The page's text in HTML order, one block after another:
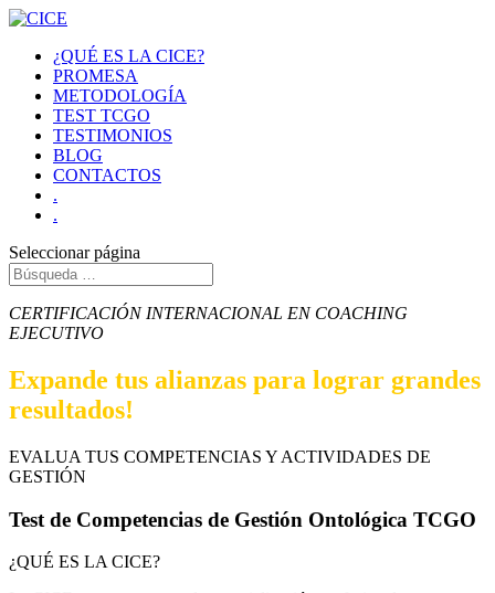
¿QUÉ ES LA CICE?
PROMESA
METODOLOGÍA
TEST TCGO
TESTIMONIOS
BLOG
CONTACTOS
.
.
Seleccionar página
CERTIFICACIÓN INTERNACIONAL EN COACHING
EJECUTIVO
Expande tus alianzas para lograr grandes
resultados!
EVALUA TUS COMPETENCIAS Y ACTIVIDADES DE
GESTIÓN
Test de Competencias de Gestión Ontológica TCGO
¿QUÉ ES LA CICE?